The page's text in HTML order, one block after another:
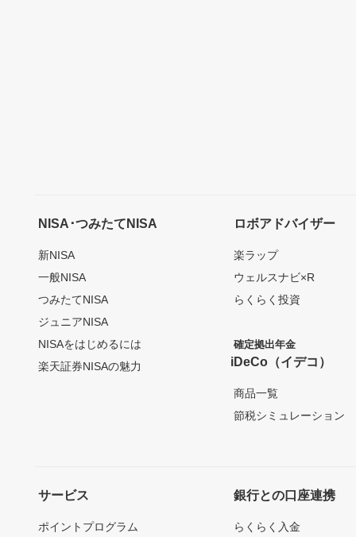
NISA･つみたてNISA
新NISA
一般NISA
つみたてNISA
ジュニアNISA
NISAをはじめるには
楽天証券NISAの魅力
ロボアドバイザー
楽ラップ
ウェルスナビ×R
らくらく投資
確定拠出年金
iDeCo（イデコ）
商品一覧
節税シミュレーション
サービス
ポイントプログラム
銀行との口座連携
らくらく入金